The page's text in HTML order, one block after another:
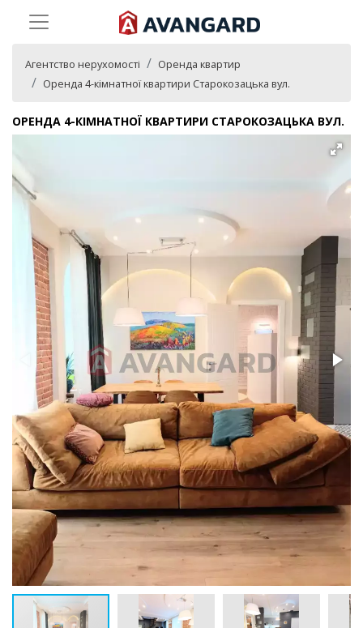
Агентство нерухомості
Оренда квартир
Оренда 4-кімнатної квартири Старокозацька вул.
ОРЕНДА 4-КІМНАТНОЇ КВАРТИРИ СТАРОКОЗАЦЬКА ВУЛ.